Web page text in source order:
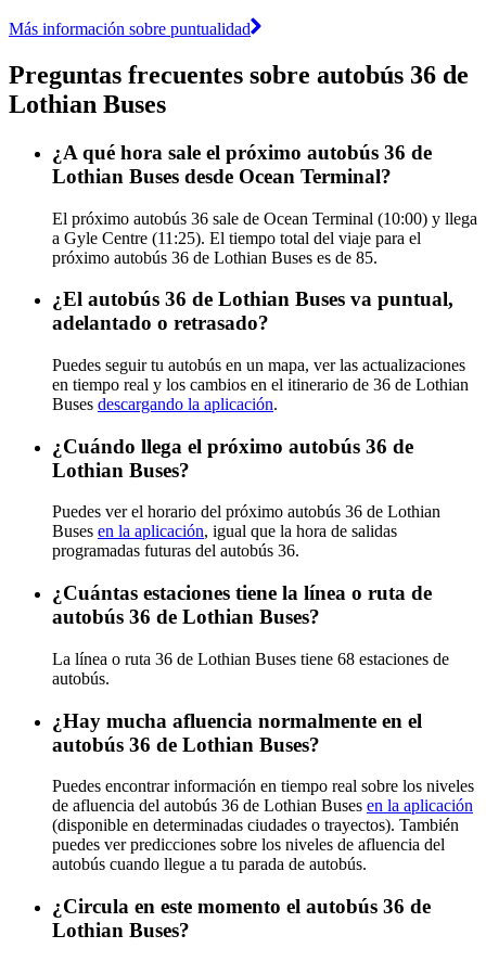
Más información sobre puntualidad
Preguntas frecuentes sobre autobús 36 de
Lothian Buses
¿A qué hora sale el próximo autobús 36 de
Lothian Buses desde Ocean Terminal?
El próximo autobús 36 sale de Ocean Terminal (10:00) y llega
a Gyle Centre (11:25). El tiempo total del viaje para el
próximo autobús 36 de Lothian Buses es de 85.
¿El autobús 36 de Lothian Buses va puntual,
adelantado o retrasado?
Puedes seguir tu autobús en un mapa, ver las actualizaciones
en tiempo real y los cambios en el itinerario de 36 de Lothian
Buses descargando la aplicación.
¿Cuándo llega el próximo autobús 36 de
Lothian Buses?
Puedes ver el horario del próximo autobús 36 de Lothian
Buses en la aplicación, igual que la hora de salidas
programadas futuras del autobús 36.
¿Cuántas estaciones tiene la línea o ruta de
autobús 36 de Lothian Buses?
La línea o ruta 36 de Lothian Buses tiene 68 estaciones de
autobús.
¿Hay mucha afluencia normalmente en el
autobús 36 de Lothian Buses?
Puedes encontrar información en tiempo real sobre los niveles
de afluencia del autobús 36 de Lothian Buses en la aplicación
(disponible en determinadas ciudades o trayectos). También
puedes ver predicciones sobre los niveles de afluencia del
autobús cuando llegue a tu parada de autobús.
¿Circula en este momento el autobús 36 de
Lothian Buses?